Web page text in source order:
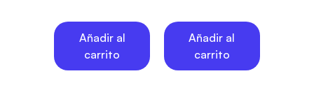
Añadir al
carrito
Añadir al
carrito